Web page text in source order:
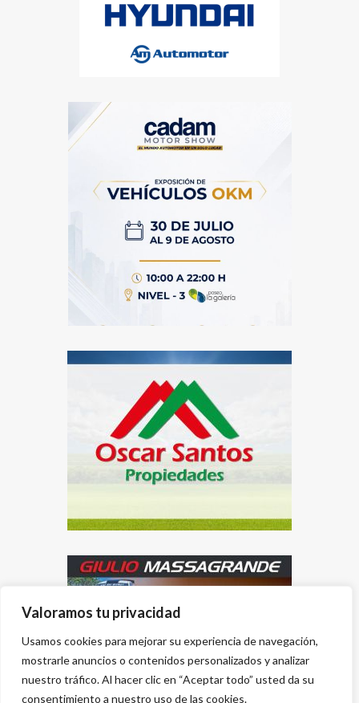
Valoramos tu privacidad
Usamos cookies para mejorar su experiencia de navegación,
mostrarle anuncios o contenidos personalizados y analizar
nuestro tráfico. Al hacer clic en “Aceptar todo” usted da su
consentimiento a nuestro uso de las cookies.